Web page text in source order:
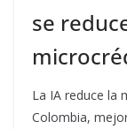
se
La IA reduce la
Colombia,